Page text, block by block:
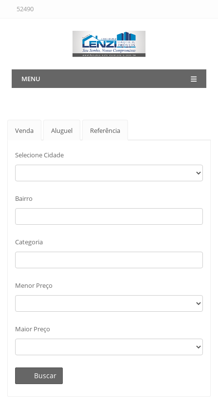
52490
MENU
Venda Aluguel Referência
Selecione Cidade
Bairro
Categoria
Menor Preço
Maior Preço
Buscar